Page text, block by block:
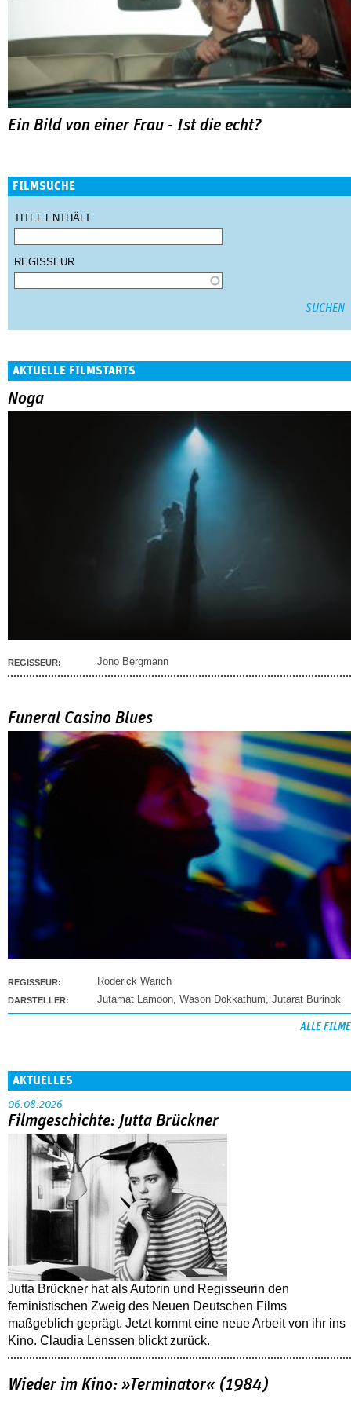
Ein Bild von einer Frau - Ist die echt?
FILMSUCHE
TITEL ENTHÄLT
REGISSEUR
AKTUELLE FILMSTARTS
Noga
REGISSEUR: Jono Bergmann
Funeral Casino Blues
REGISSEUR: Roderick Warich
DARSTELLER: Jutamat Lamoon, Wason Dokkathum, Jutarat Burinok
ALLE FILME
AKTUELLES
06.08.2026
Filmgeschichte: Jutta Brückner
Jutta Brückner hat als Autorin und Regisseurin den
feministischen Zweig des Neuen Deutschen Films
maßgeblich geprägt. Jetzt kommt eine neue Arbeit von ihr ins
Kino. Claudia Lenssen blickt zurück.
Wieder im Kino: »Terminator« (1984)